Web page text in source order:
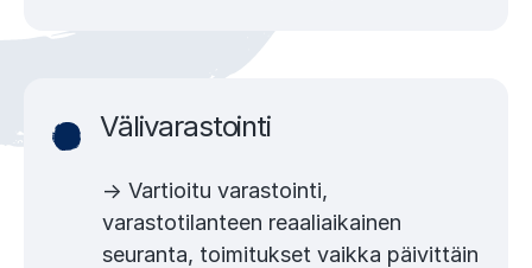
Välivarastointi
→ Vartioitu varastointi,
varastotilanteen reaaliaikainen
seuranta, toimitukset vaikka päivittäin